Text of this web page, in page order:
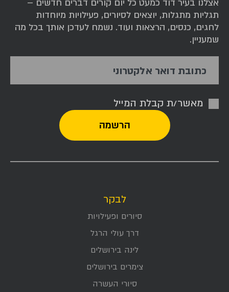
אצלנו בעיר דוד כמעט כל יום קורים דברים חדשים –
תגליות מתגלות, יוצאים לסיורים, פעילויות מיוחדות
לחגים, כנסים, הרצאות ועוד. נשמח לעדכן אותך בכל מה
שמעניין.
כתובת דואר אלקטרוני
מאשר/ת קבלת המייל
לבקר
סיורים ופעילויות
דרך עולי הרגל
לינה בירושלים
צימרים בירושלים
סיורי העשרה